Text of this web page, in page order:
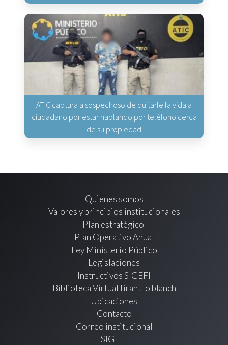
ATIC captura a sospechoso de quitarle la vida a
ciudadano por estar hablando por teléfono cerca
de su propiedad
Quienes somos
Valores y principios institucionales
Plan estratégico
Plan Operativo Anual
Ley Ministerio Público
Legislaciones
Instructivos SIGEFI
Biblioteca Virtual tirant lo blanch
Ubicaciones
Contacto
Correo institucional
SIGEFI